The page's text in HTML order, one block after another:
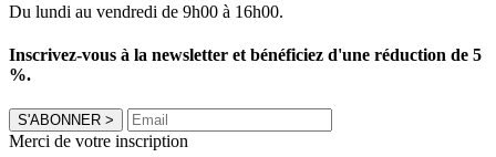
Du lundi au vendredi de 9h00 à 16h00.
Inscrivez-vous à la newsletter et bénéficiez d'une réduction de 5
%.
S'ABONNER >
Merci de votre inscription